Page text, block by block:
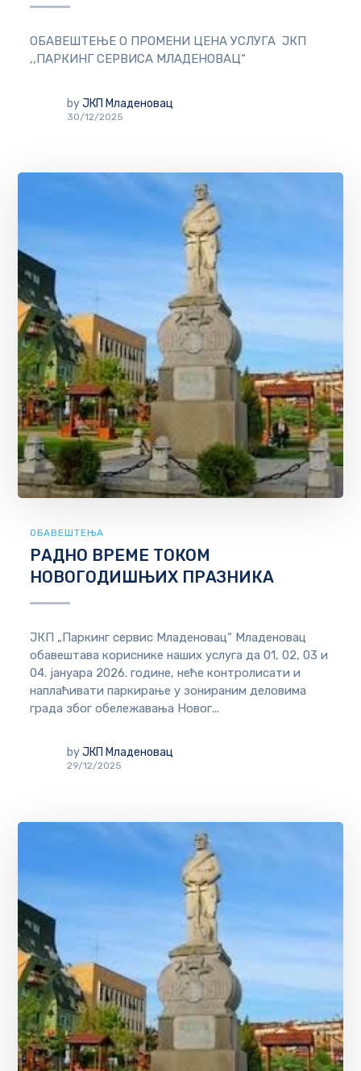
ОБАВЕШТЕЊЕ О ПРОМЕНИ ЦЕНА УСЛУГА ЈКП
,,ПАРКИНГ СЕРВИСА МЛАДЕНОВАЦ“
by ЈКП Младеновац
30/12/2025
ОБАВЕШТЕЊА
РАДНО ВРЕМЕ ТОКОМ
НОВОГОДИШЊИХ ПРАЗНИКА
ЈКП „Паркинг сервис Младеновац“ Младеновац
обавештава кориснике наших услуга да 01, 02, 03 и
04. јануара 2026. године, неће контролисати и
наплаћивати паркирање у зонираним деловима
града због обележавања Новог...
by ЈКП Младеновац
29/12/2025